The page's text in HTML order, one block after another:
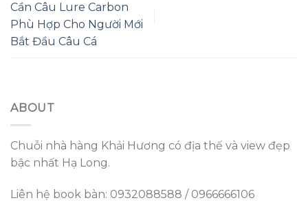
Cần Câu Lure Carbon
Phù Hợp Cho Người Mới
Bắt Đầu Câu Cá
ABOUT
Chuỗi nhà hàng Khải Hương có địa thế và view đẹp
bậc nhất Hạ Long.
Liên hệ book bàn: 0932088588 / 0966666106